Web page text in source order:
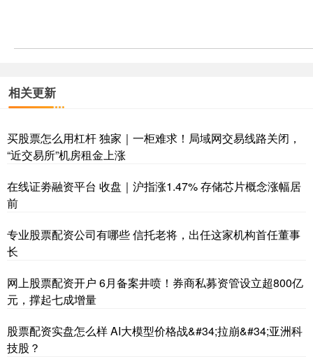
相关更新
买股票怎么用杠杆 独家｜一柜难求！局域网交易线路关闭，
“近交易所”机房租金上涨
在线证劵融资平台 收盘｜沪指涨1.47% 存储芯片概念涨幅居
前
专业股票配资公司有哪些 信托老将，出任这家机构首任董事
长
网上股票配资开户 6月备案井喷！券商私募资管设立超800亿
元，撑起七成增量
股票配资实盘怎么样 AI大模型价格战&#34;拉崩&#34;亚洲科
技股？